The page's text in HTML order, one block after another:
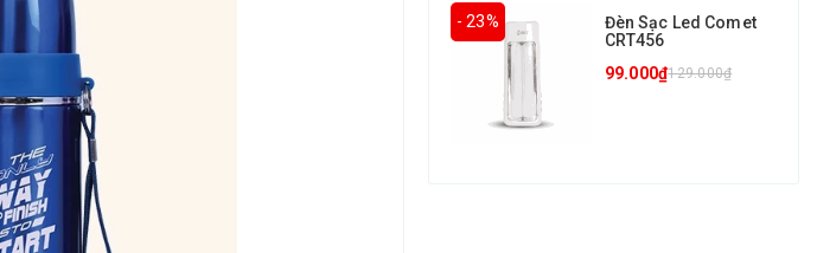
- 23%
Đèn Sạc Led Comet
CRT456
129.000₫
99.000₫